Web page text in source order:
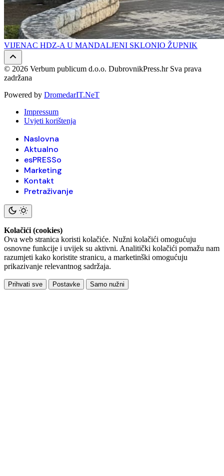
VIJENAC HDZ-A U MANDALJENI SKLONIO ŽUPNIK
© 2026 Verbum publicum d.o.o. DubrovnikPress.hr Sva prava
zadržana
Powered by DromedarIT.NeT
Impressum
Uvjeti korištenja
Naslovna
Aktualno
esPRESSo
Marketing
Kontakt
Pretraživanje
Kolačići (cookies)
Ova web stranica koristi kolačiće. Nužni kolačići omogućuju
osnovne funkcije i uvijek su aktivni. Analitički kolačići pomažu nam
razumjeti kako koristite stranicu, a marketinški omogućuju
prikazivanje relevantnog sadržaja.
Prihvati sve Postavke Samo nužni